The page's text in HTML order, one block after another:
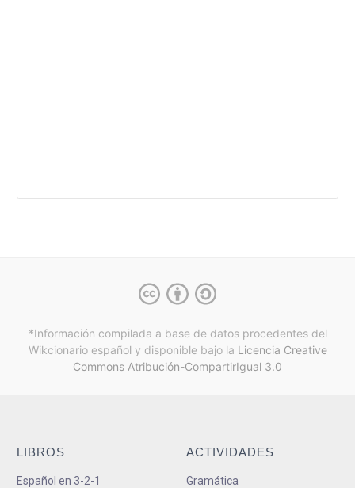
*Información compilada a base de datos procedentes del
Wikcionario español y disponible bajo la Licencia Creative
Commons Atribución-CompartirIgual 3.0
LIBROS
Español en 3-2-1
ACTIVIDADES
Gramática